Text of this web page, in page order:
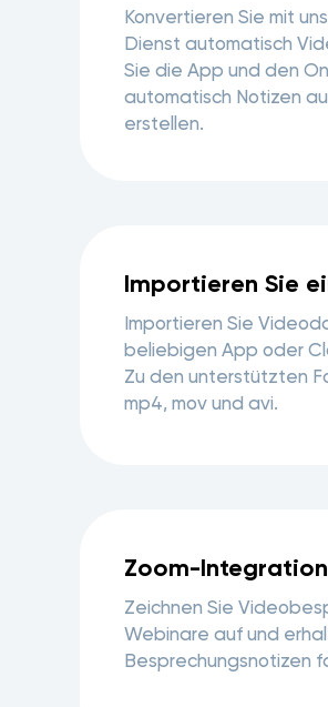
Konvertieren Sie mit
Dienst automatisch
Sie die App und den
automatisch Notizen
erstellen.
Importieren Sie
Importieren Sie
beliebigen App oder
Zu den unterstützten
mp4, mov und avi.
Zoom-Integration
Zeichnen Sie
Webinare auf und
Besprechungsnotizen